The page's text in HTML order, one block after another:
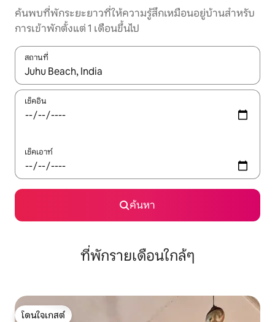
ค้นพบที่พักระยะยาวที่ให้ความรู้สึกเหมือนอยู่บ้านสำหรับ
การเข้าพักตั้งแต่ 1 เดือนขึ้นไป
สถานที่
ใช้ลูกศรขึ้นลง หรือใช้การสัมผัสหรือปัด เพื่อสำรวจผลการค้นหา
เช็คอิน
เช็คเอาท์
ค้นหา
ที่พักรายเดือนใกล้ๆ
โดนใจเกสต์